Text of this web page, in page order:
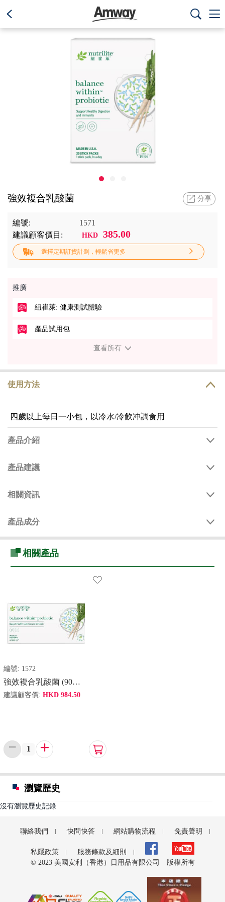
 

強效複合乳酸菌 分享
編號:
1571
建議顧客價目:
HKD 385.00
選擇定期訂貨計劃，輕鬆省更多
推廣
紐崔萊: 健康測試體驗
產品試用包
查看所有
使用方法
四歲以上每日一小包，以冷水/冷飮冲調食用
產品介紹
產品建議
相關資訊
產品成分
相關產品
編號: 1572
強效複合乳酸菌 (90包裝)
建議顧客價: HKD 984.50
  
瀏覽歷史
沒有瀏覽歷史記錄
聯絡我們 快問快答 網站購物流程 免責聲明
私隱政策
服務條款及細則
© 2023 美國安利（香港）日用品有限公司 版權所有